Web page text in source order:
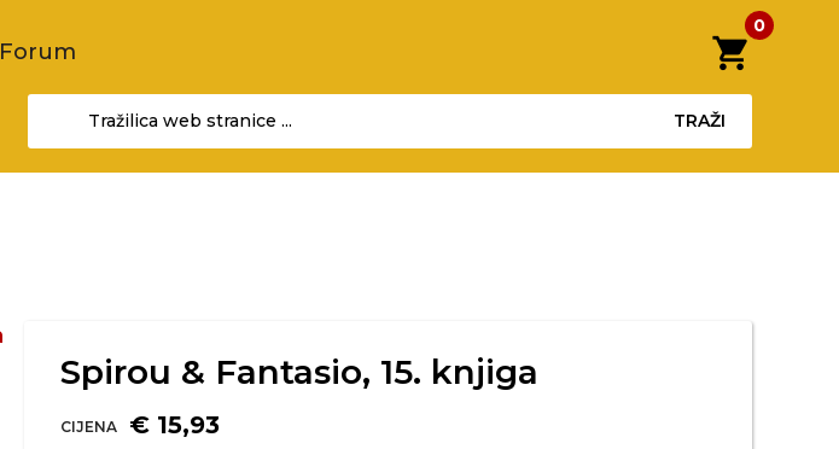
Forum shopping_cart
0
TRAŽI
Spirou & Fantasio, 15. knjiga
CIJENA € 15,93